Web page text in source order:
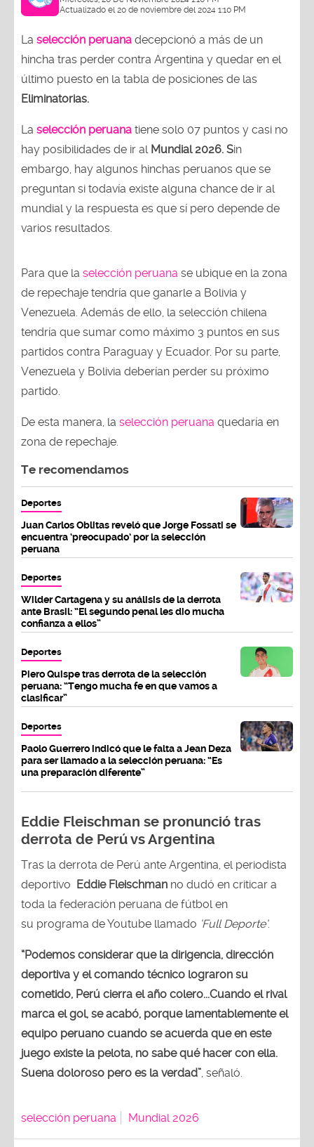
Actualizado el 20 de noviembre del 2024 1:10 PM
La selección peruana decepcionó a más de un
hincha tras perder contra Argentina y quedar en el
último puesto en la tabla de posiciones de las
Eliminatorias.
La selección peruana tiene solo 07 puntos y casi no
hay posibilidades de ir al Mundial 2026. Sin
embargo, hay algunos hinchas peruanos que se
preguntan si todavía existe alguna chance de ir al
mundial y la respuesta es que sí pero depende de
varios resultados.
Para que la selección peruana se ubique en la zona
de repechaje tendría que ganarle a Bolivia y
Venezuela. Además de ello, la selección chilena
tendría que sumar como máximo 3 puntos en sus
partidos contra Paraguay y Ecuador. Por su parte,
Venezuela y Bolivia deberían perder su próximo
partido.
De esta manera, la selección peruana quedaría en
zona de repechaje.
Te recomendamos
Deportes
Juan Carlos Oblitas reveló que Jorge Fossati se
encuentra ‘preocupado’ por la selección
peruana
Deportes
Wilder Cartagena y su análisis de la derrota
ante Brasil: “El segundo penal les dio mucha
confianza a ellos”
Deportes
Piero Quispe tras derrota de la selección
peruana: “Tengo mucha fe en que vamos a
clasificar”
Deportes
Paolo Guerrero indicó que le falta a Jean Deza
para ser llamado a la selección peruana: “Es
una preparación diferente”
Eddie Fleischman se pronunció tras
derrota de Perú vs Argentina
Tras la derrota de Perú ante Argentina, el periodista
deportivo
Eddie Fleischman no dudó en criticar a
toda la federación peruana de fútbol en
su programa de Youtube llamado ‘Full Deporte’.
“Podemos considerar que la dirigencia, dirección
deportiva y el comando técnico lograron su
cometido, Perú cierra el año colero...Cuando el rival
marca el gol, se acabó, porque lamentablemente el
equipo peruano cuando se acuerda que en este
juego existe la pelota, no sabe qué hacer con ella.
Suena doloroso pero es la verdad”, señaló.
selección peruana Mundial 2026